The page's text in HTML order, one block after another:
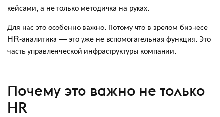
кейсами, а не только методичка на руках.
Для нас это особенно важно. Потому что в зрелом бизнесе
HR-аналитика — это уже не вспомогательная функция. Это
часть управленческой инфраструктуры компании.
Почему это важно не только
HR